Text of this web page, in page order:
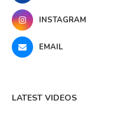
INSTAGRAM
EMAIL
LATEST VIDEOS